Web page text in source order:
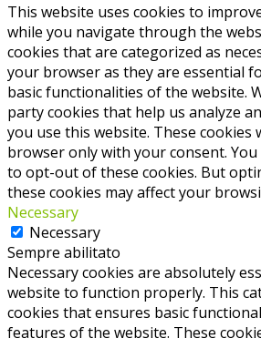
This website uses cookies to
while you navigate through the
cookies that are categorized as
your browser as they are essential
basic functionalities of the website.
party cookies that help us analyze
you use this website. These cookies
browser only with your consent.
to opt-out of these cookies. But
these cookies may affect your
Necessary
Necessary
Sempre abilitato
Necessary cookies are absolutely
website to function properly. This
cookies that ensures basic
features of the website. These